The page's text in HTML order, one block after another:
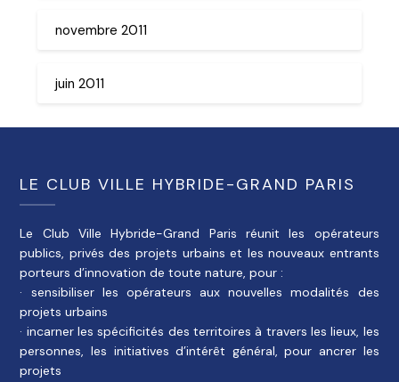
novembre 2011
juin 2011
LE CLUB VILLE HYBRIDE-GRAND PARIS
Le Club Ville Hybride-Grand Paris réunit les opérateurs
publics, privés des projets urbains et les nouveaux entrants
porteurs d’innovation de toute nature, pour :
· sensibiliser les opérateurs aux nouvelles modalités des
projets urbains
· incarner les spécificités des territoires à travers les lieux, les
personnes, les initiatives d’intérêt général, pour ancrer les
projets